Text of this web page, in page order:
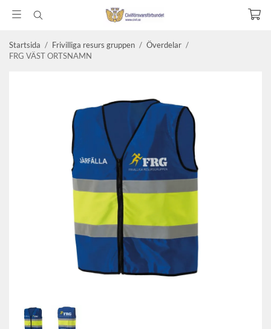
Startsida / Frivilliga resurs gruppen / Överdelar /
FRG VÄST ORTSNAMN